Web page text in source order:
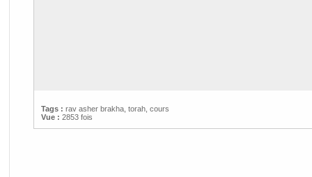
Tags : rav asher brakha, torah, cours
Vue : 2853 fois